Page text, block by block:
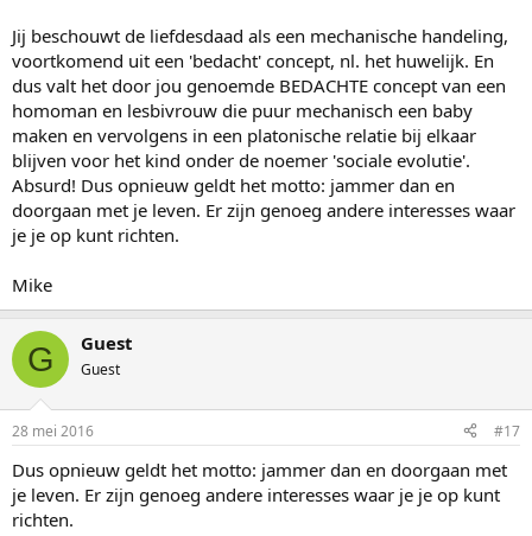
Jij beschouwt de liefdesdaad als een mechanische handeling,
voortkomend uit een 'bedacht' concept, nl. het huwelijk. En
dus valt het door jou genoemde BEDACHTE concept van een
homoman en lesbivrouw die puur mechanisch een baby
maken en vervolgens in een platonische relatie bij elkaar
blijven voor het kind onder de noemer 'sociale evolutie'.
Absurd! Dus opnieuw geldt het motto: jammer dan en
doorgaan met je leven. Er zijn genoeg andere interesses waar
je je op kunt richten.
Mike
G Guest
Guest
28 mei 2016 #17
Dus opnieuw geldt het motto: jammer dan en doorgaan met
je leven. Er zijn genoeg andere interesses waar je je op kunt
richten.